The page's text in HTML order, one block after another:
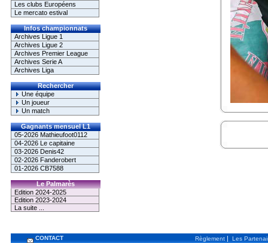
Les clubs Européens
Le mercato estival
Infos championnats
Archives Ligue 1
Archives Ligue 2
Archives Premier League
Archives Serie A
Archives Liga
Rechercher
Une équipe
Un joueur
Un match
Gagnants mensuel L1
05-2026 Mathieufoot0112
04-2026 Le capitaine
03-2026 Denis42
02-2026 Fanderobert
01-2026 CB7588
Le Palmarès
Edition 2024-2025
Edition 2023-2024
La suite ...
CONTACT Règlement | Les